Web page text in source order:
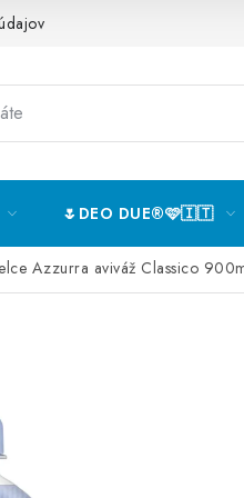
🌷DEO DUE®️🩷🇮🇹
Azzurra aviváž Classico